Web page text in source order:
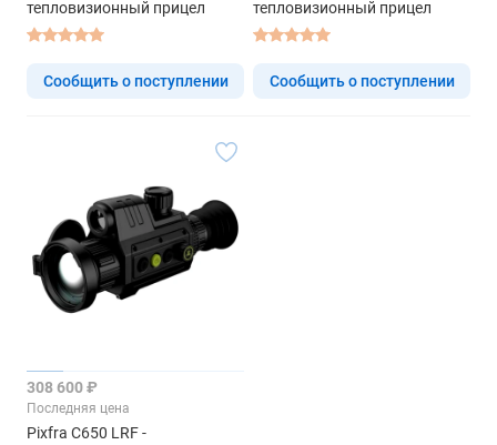
тепловизионный прицел
Сообщить о поступлении
тепловизионный прицел
Сообщить о поступлении
308 600 ₽
Последняя цена
Pixfra C650 LRF -